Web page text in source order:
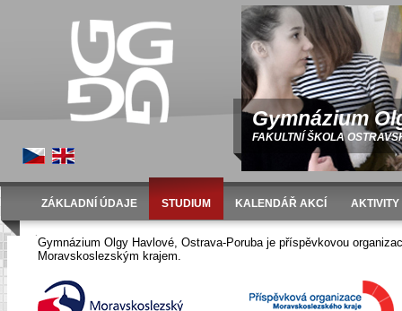
Gymnázium
FAKULTNÍ ŠKOLA
ZÁKLADNÍ ÚDAJE STUDIUM KALENDÁŘ AKCÍ AKTIVITY
Úvod Studium Předmětové komise
Gymnázium Olgy Havlové, Ostrava-Poruba je příspěvkovou
Moravskoslezským krajem.